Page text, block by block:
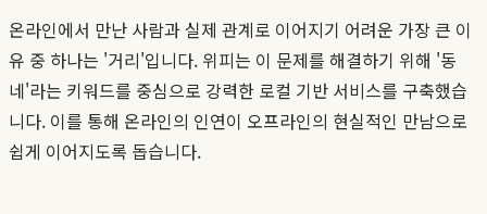
온라인에서 만난 사람과 실제 관계로 이어지기 어려운 가장 큰 이
유 중 하나는 '거리'입니다. 위피는 이 문제를 해결하기 위해 '동
네'라는 키워드를 중심으로 강력한 로컬 기반 서비스를 구축했습
니다. 이를 통해 온라인의 인연이 오프라인의 현실적인 만남으로
쉽게 이어지도록 돕습니다.